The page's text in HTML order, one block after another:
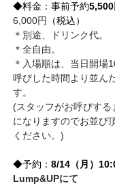
◆料金：事前予約5,500
6,000円
（税込）
＊別途、ドリンク代。
＊全自由。
＊入場順は、当日開場
呼びした時間より並ん
す。
(スタッフがお呼びす
になりますのでお並び
ください。)
◆予約： 8/14（月）
Lump&UPにて